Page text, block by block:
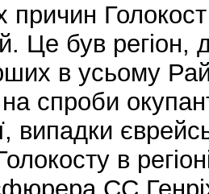
причин
Це був регіон,
в усьому
спроби
випадки
в